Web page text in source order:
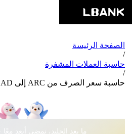
الصفحة الرئيسة
/
حاسبة العملات المشفرة
/
حاسبة سعر الصرف من ARC إلى CAD
ما بعد الجليد، نمضي أبعد معًا · ‎